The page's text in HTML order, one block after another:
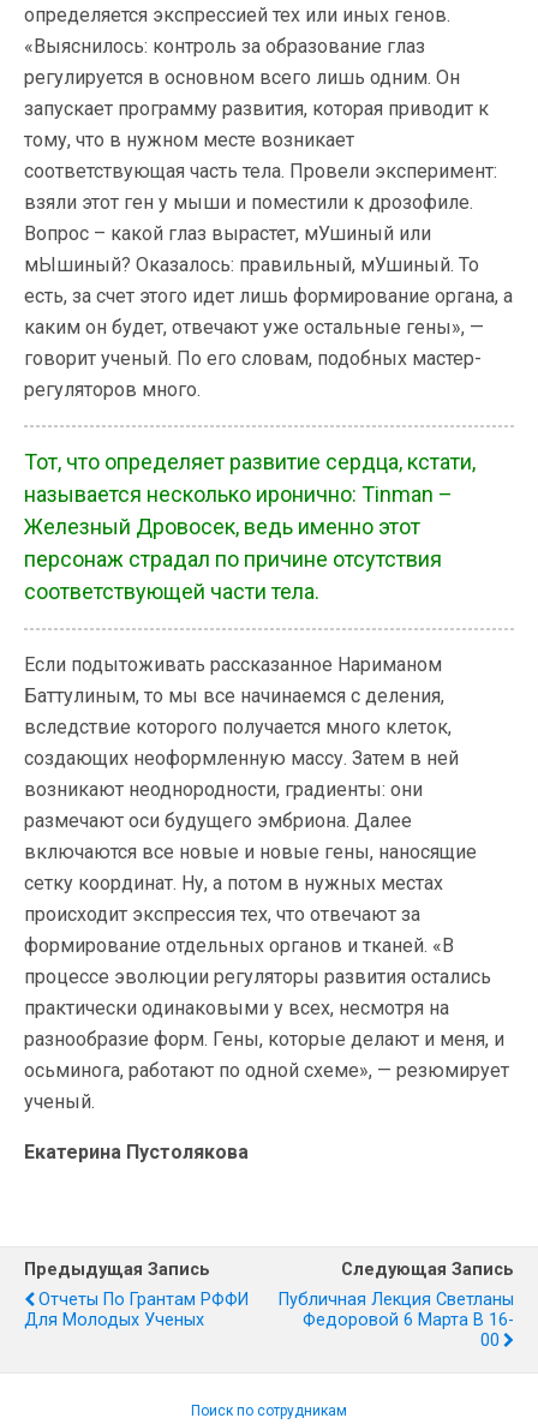
определяется экспрессией тех или иных генов.
«Выяснилось: контроль за образование глаз
регулируется в основном всего лишь одним. Он
запускает программу развития, которая приводит к
тому, что в нужном месте возникает
соответствующая часть тела. Провели эксперимент:
взяли этот ген у мыши и поместили к дрозофиле.
Вопрос – какой глаз вырастет, мУшиный или
мЫшиный? Оказалось: правильный, мУшиный. То
есть, за счет этого идет лишь формирование органа, а
каким он будет, отвечают уже остальные гены», —
говорит ученый. По его словам, подобных мастер-
регуляторов много.
Тот, что определяет развитие сердца, кстати,
называется несколько иронично: Tinman –
Железный Дровосек, ведь именно этот
персонаж страдал по причине отсутствия
соответствующей части тела.
Если подытоживать рассказанное Нариманом
Баттулиным, то мы все начинаемся с деления,
вследствие которого получается много клеток,
создающих неоформленную массу. Затем в ней
возникают неоднородности, градиенты: они
размечают оси будущего эмбриона. Далее
включаются все новые и новые гены, наносящие
сетку координат. Ну, а потом в нужных местах
происходит экспрессия тех, что отвечают за
формирование отдельных органов и тканей. «В
процессе эволюции регуляторы развития остались
практически одинаковыми у всех, несмотря на
разнообразие форм. Гены, которые делают и меня, и
осьминога, работают по одной схеме», — резюмирует
ученый.
Екатерина Пустолякова
Предыдущая Запись
Отчеты По Грантам РФФИ
Для Молодых Ученых
Следующая Запись
Публичная Лекция Светланы
Федоровой 6 Марта В 16-
00
Поиск по сотрудникам